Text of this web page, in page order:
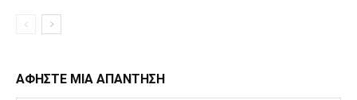
ΑΦΗΣΤΕ ΜΙΑ ΑΠΑΝΤΗΣΗ